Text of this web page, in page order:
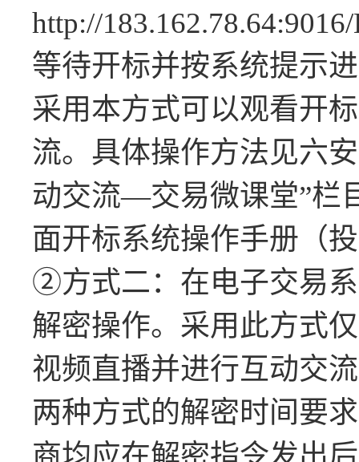
http://
等待开标并按系统提示
采用本方式可以观看开
流。具体操作方法见六
动交流—交易微课堂”栏
面开标系统操作手册（
②方式二：在电子交易
解密操作。 采用此方式
视频直播并进行互动交
两种方式的解密时间要